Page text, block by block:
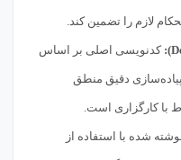
لازم را تضمین کند.
کدنویسی اصلی بر اساس
دقیق منطق
با کارگزاری است.
شده با استفاده از